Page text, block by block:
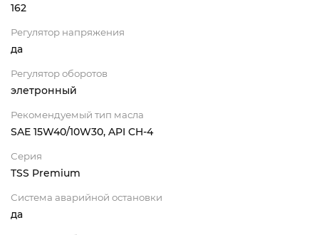
162
Регулятор напряжения
да
Регулятор оборотов
элетронный
Рекомендуемый тип масла
SAE 15W40/10W30, API CH-4
Серия
TSS Premium
Система аварийной остановки
да